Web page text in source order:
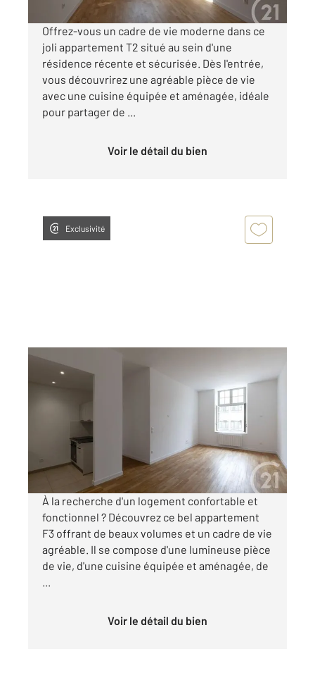
Offrez-vous un cadre de vie moderne dans ce
joli appartement T2 situé au sein d'une
résidence récente et sécurisée. Dès l'entrée,
vous découvrirez une agréable pièce de vie
avec une cuisine équipée et aménagée, idéale
pour partager de ...
Voir le détail du bien
Exclusivité
DOLE 39
63,74 m
Appartement F3 à louer
720 €
par mois charges comprises
À la recherche d'un logement confortable et
fonctionnel ? Découvrez ce bel appartement
F3 offrant de beaux volumes et un cadre de vie
agréable. Il se compose d'une lumineuse pièce
de vie, d'une cuisine équipée et aménagée, de
Voir le détail du bien